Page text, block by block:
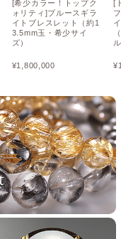
[希少カラー！トップク
ォリティ]ブルースギラ
イトブレスレット（約1
3.5mm玉・希少サイ
ズ）
¥1,800,000
[
¥